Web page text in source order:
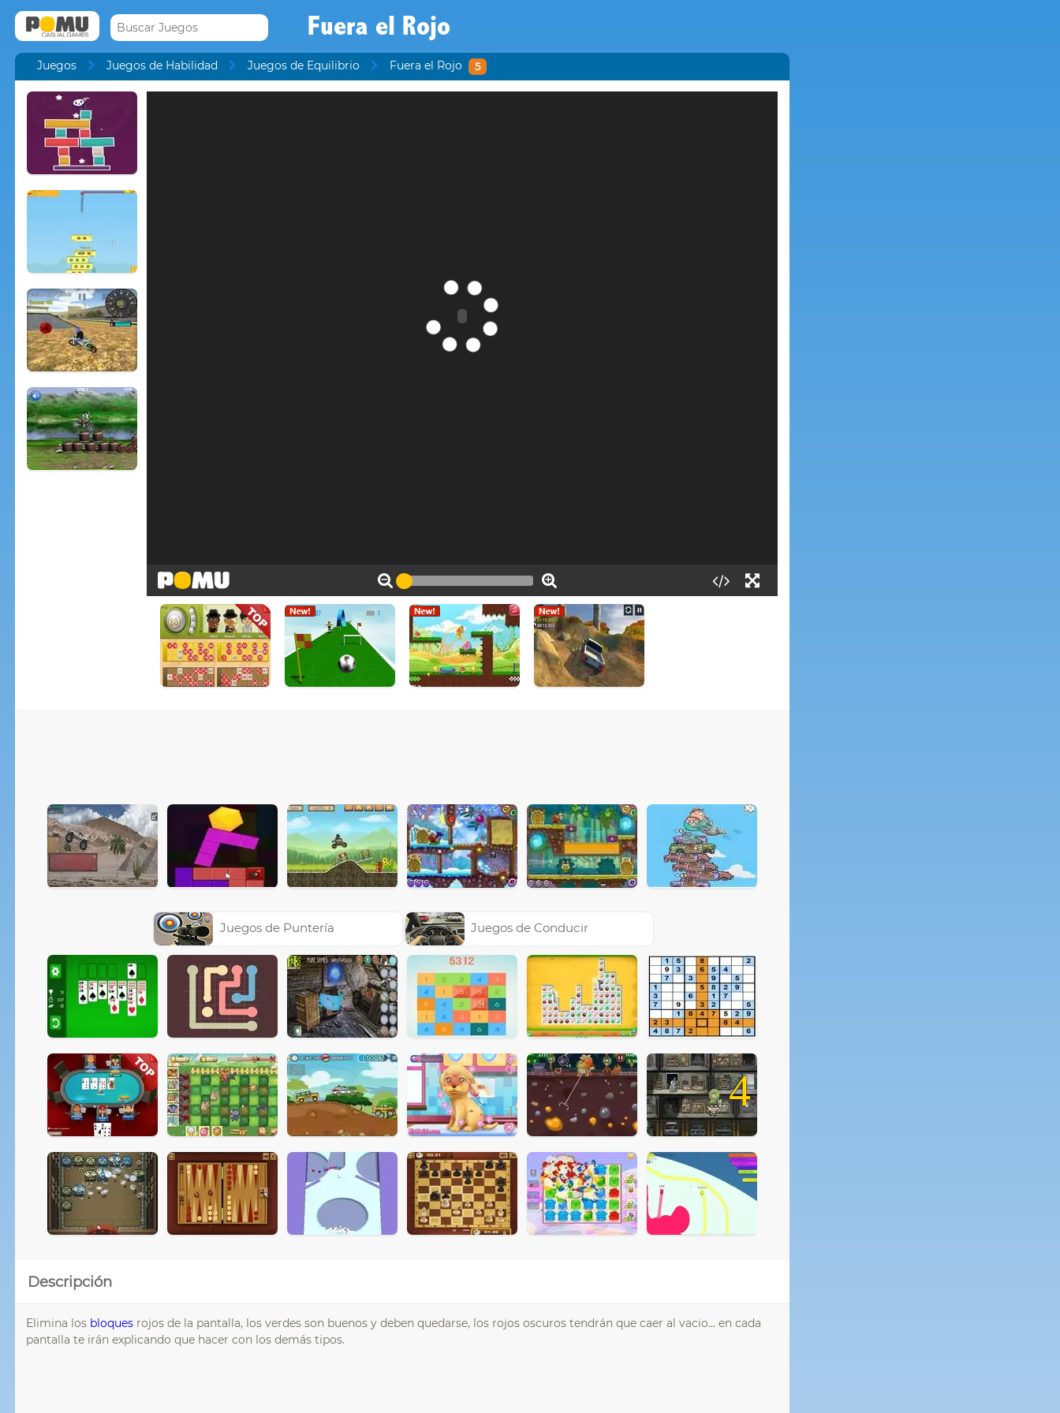
Fuera el Rojo
Juegos Juegos de Habilidad Juegos de Equilibrio Fuera el Rojo 5
Juegos de Puntería Juegos de Conducir
4
Descripción
Elimina los bloques rojos de la pantalla, los verdes son buenos y deben quedarse, los rojos oscuros tendrán que caer al vacio... en cada
pantalla te irán explicando que hacer con los demás tipos.